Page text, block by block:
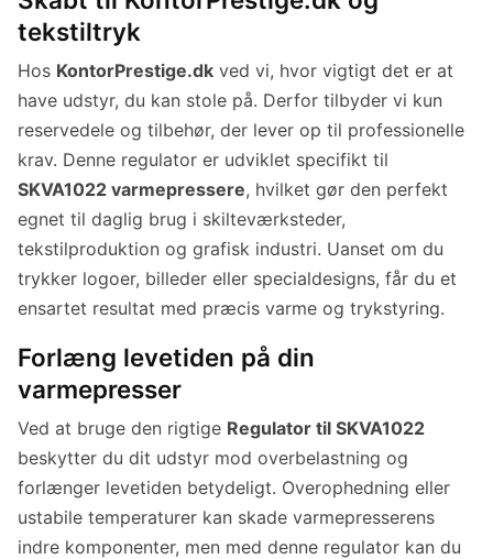
tekstiltryk
Hos KontorPrestige.dk ved vi, hvor vigtigt det er at
have udstyr, du kan stole på. Derfor tilbyder vi kun
reservedele og tilbehør, der lever op til professionelle
krav. Denne regulator er udviklet specifikt til
SKVA1022 varmepressere, hvilket gør den perfekt
egnet til daglig brug i skilteværksteder,
tekstilproduktion og grafisk industri. Uanset om du
trykker logoer, billeder eller specialdesigns, får du et
ensartet resultat med præcis varme og trykstyring.
Forlæng levetiden på din
varmepresser
Ved at bruge den rigtige Regulator til SKVA1022
beskytter du dit udstyr mod overbelastning og
forlænger levetiden betydeligt. Overophedning eller
ustabile temperaturer kan skade varmepresserens
indre komponenter, men med denne regulator kan du